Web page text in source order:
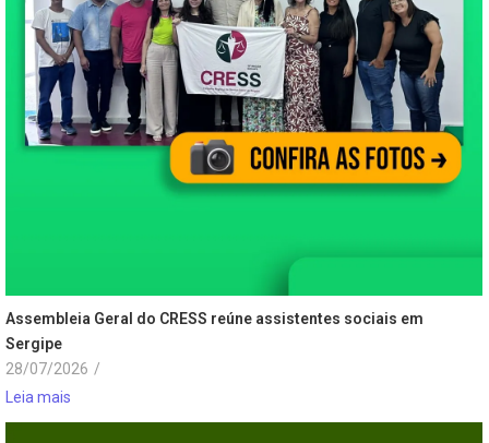
Assembleia Geral do CRESS reúne assistentes sociais em
Sergipe
28/07/2026 /
Leia mais